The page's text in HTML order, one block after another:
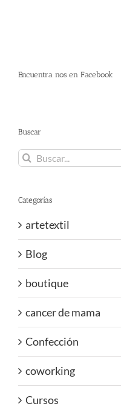
Encuentra nos en Facebook
Buscar
Buscar:
Categorías
artetextil
Blog
boutique
cancer de mama
Confección
coworking
Cursos